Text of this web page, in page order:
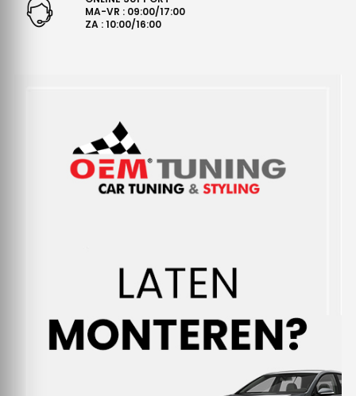
MA-VR : 09:00/17:00
ZA : 10:00/16:00